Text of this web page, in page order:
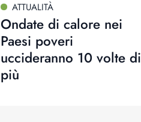
ATTUALITÀ
Ondate di calore nei
Paesi poveri
uccideranno 10 volte di
più